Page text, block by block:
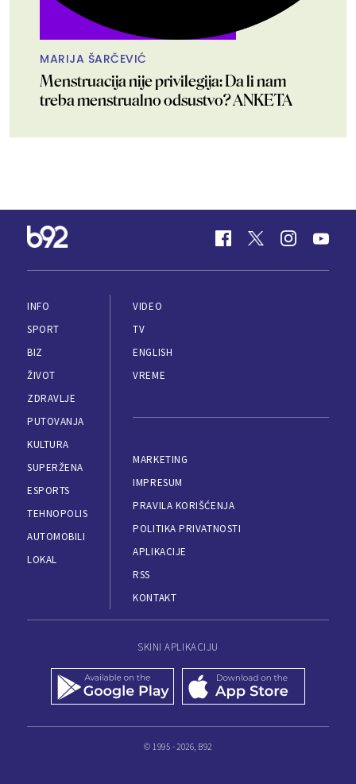
MARIJA ŠARČEVIĆ
Menstruacija nije privilegija: Da li nam
treba menstrualno odsustvo? ANKETA
INFO
SPORT
BIZ
ŽIVOT
ZDRAVLJE
PUTOVANJA
KULTURA
SUPERŽENA
ESPORTS
TEHNOPOLIS
AUTOMOBILI
LOKAL
VIDEO
TV
ENGLISH
VREME
MARKETING
IMPRESUM
PRAVILA KORIŠĆENJA
POLITIKA PRIVATNOSTI
APLIKACIJE
RSS
KONTAKT
SKINI APLIKACIJU
© 1995 - 2026, B92